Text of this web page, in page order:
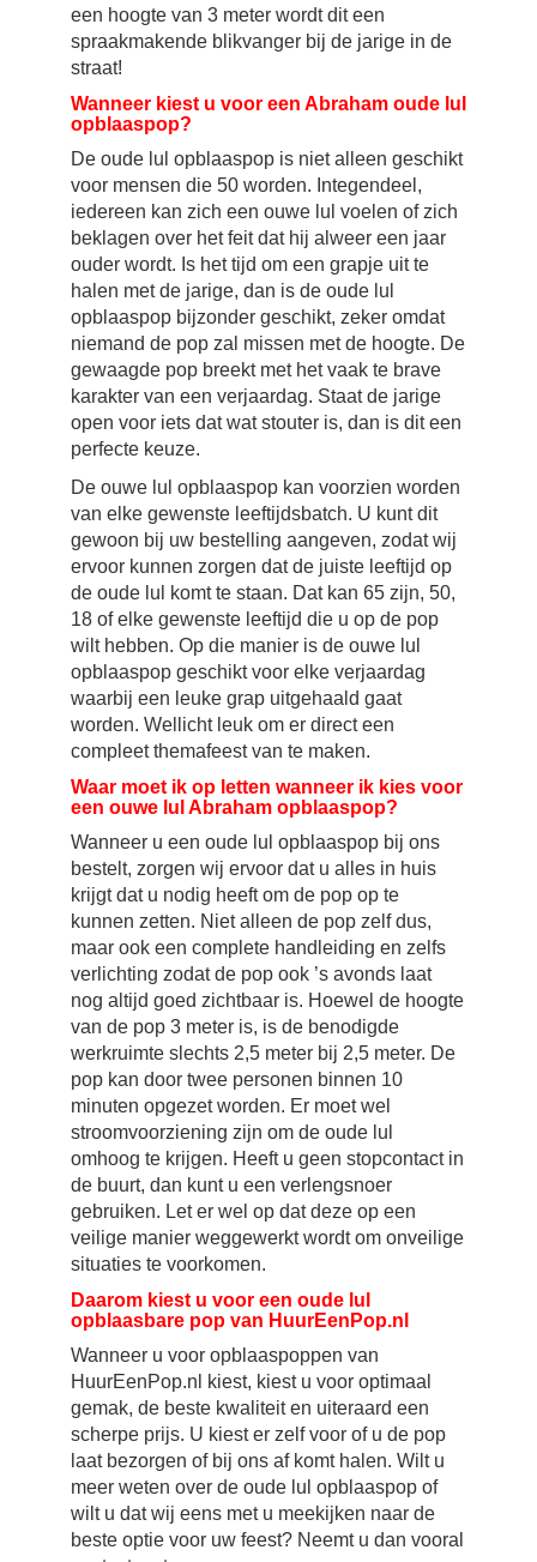
een hoogte van 3 meter wordt dit een
spraakmakende blikvanger bij de jarige in de
straat!
Wanneer kiest u voor een Abraham oude lul
opblaaspop?
De oude lul opblaaspop is niet alleen geschikt
voor mensen die 50 worden. Integendeel,
iedereen kan zich een ouwe lul voelen of zich
beklagen over het feit dat hij alweer een jaar
ouder wordt. Is het tijd om een grapje uit te
halen met de jarige, dan is de oude lul
opblaaspop bijzonder geschikt, zeker omdat
niemand de pop zal missen met de hoogte. De
gewaagde pop breekt met het vaak te brave
karakter van een verjaardag. Staat de jarige
open voor iets dat wat stouter is, dan is dit een
perfecte keuze.
De ouwe lul opblaaspop kan voorzien worden
van elke gewenste leeftijdsbatch. U kunt dit
gewoon bij uw bestelling aangeven, zodat wij
ervoor kunnen zorgen dat de juiste leeftijd op
de oude lul komt te staan. Dat kan 65 zijn, 50,
18 of elke gewenste leeftijd die u op de pop
wilt hebben. Op die manier is de ouwe lul
opblaaspop geschikt voor elke verjaardag
waarbij een leuke grap uitgehaald gaat
worden. Wellicht leuk om er direct een
compleet themafeest van te maken.
Waar moet ik op letten wanneer ik kies voor
een ouwe lul Abraham opblaaspop?
Wanneer u een oude lul opblaaspop bij ons
bestelt, zorgen wij ervoor dat u alles in huis
krijgt dat u nodig heeft om de pop op te
kunnen zetten. Niet alleen de pop zelf dus,
maar ook een complete handleiding en zelfs
verlichting zodat de pop ook ’s avonds laat
nog altijd goed zichtbaar is. Hoewel de hoogte
van de pop 3 meter is, is de benodigde
werkruimte slechts 2,5 meter bij 2,5 meter. De
pop kan door twee personen binnen 10
minuten opgezet worden. Er moet wel
stroomvoorziening zijn om de oude lul
omhoog te krijgen. Heeft u geen stopcontact in
de buurt, dan kunt u een verlengsnoer
gebruiken. Let er wel op dat deze op een
veilige manier weggewerkt wordt om onveilige
situaties te voorkomen.
Daarom kiest u voor een oude lul
opblaasbare pop van HuurEenPop.nl
Wanneer u voor opblaaspoppen van
HuurEenPop.nl kiest, kiest u voor optimaal
gemak, de beste kwaliteit en uiteraard een
scherpe prijs. U kiest er zelf voor of u de pop
laat bezorgen of bij ons af komt halen. Wilt u
meer weten over de oude lul opblaaspop of
wilt u dat wij eens met u meekijken naar de
beste optie voor uw feest? Neemt u dan vooral